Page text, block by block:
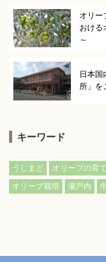
オリー
おける
～
日本
所」を
キーワード
うしまど オリーブの育
オリーブ栽培 瀬戸内